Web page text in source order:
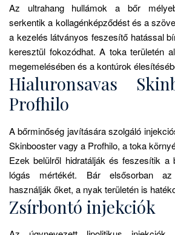
Az ultrahang hullámok a bőr
serkentik a kollagénképződést és a
a kezelés látványos feszesítő hatással
keresztül fokozódhat. A toka területén
megemelésében és a kontúrok
Hialuronsavas
Profhilo
A bőrminőség javítására szolgáló
Skinbooster vagy a Profhilo, a toka
Ezek belülről hidratálják és feszesítik
lógás mértékét. Bár elsősorban
használják őket, a nyak területén is
Zsírbontó injekciók